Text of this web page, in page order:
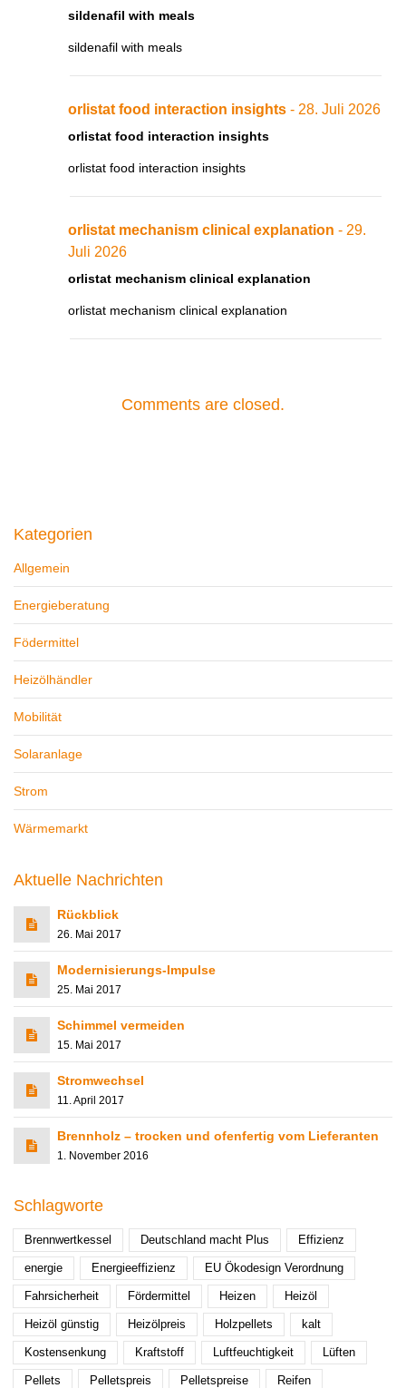
sildenafil with meals
sildenafil with meals
orlistat food interaction insights - 28. Juli 2026
orlistat food interaction insights
orlistat food interaction insights
orlistat mechanism clinical explanation - 29.
Juli 2026
orlistat mechanism clinical explanation
orlistat mechanism clinical explanation
Comments are closed.
Kategorien
Allgemein
Energieberatung
Födermittel
Heizölhändler
Mobilität
Solaranlage
Strom
Wärmemarkt
Aktuelle Nachrichten
Rückblick
26. Mai 2017
Modernisierungs-Impulse
25. Mai 2017
Schimmel vermeiden
15. Mai 2017
Stromwechsel
11. April 2017
Brennholz – trocken und ofenfertig vom Lieferanten
1. November 2016
Schlagworte
Brennwertkessel Deutschland macht Plus Effizienz
energie Energieeffizienz EU Ökodesign Verordnung
Fahrsicherheit Fördermittel Heizen Heizöl
Heizöl günstig Heizölpreis Holzpellets kalt
Kostensenkung Kraftstoff Luftfeuchtigkeit Lüften
Pellets Pelletspreis Pelletspreise Reifen